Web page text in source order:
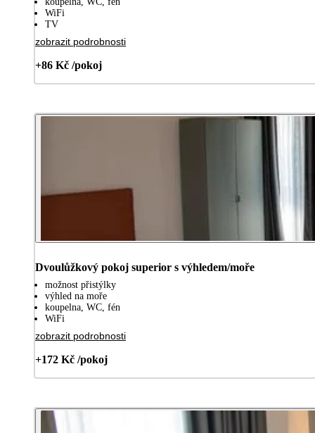
WiFi
TV
zobrazit podrobnosti
+86 Kč /pokoj
Dvoulůžkový pokoj superior s výhledem/moře
možnost přistýlky
výhled na moře
koupelna, WC, fén
WiFi
zobrazit podrobnosti
+172 Kč /pokoj